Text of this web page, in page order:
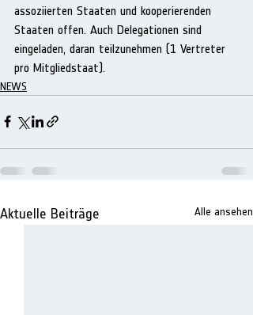
assoziierten Staaten und kooperierenden
Staaten offen. Auch Delegationen sind
eingeladen, daran teilzunehmen (1 Vertreter
pro Mitgliedstaat).
NEWS
Aktuelle Beiträge Alle ansehen